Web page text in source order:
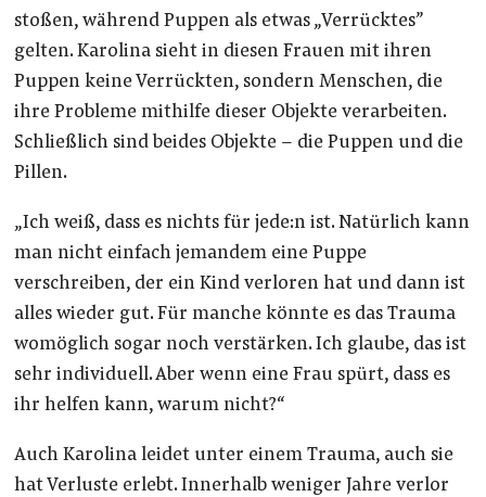
stoßen, während Puppen als etwas „Verrücktes”
gelten. Karolina sieht in diesen Frauen mit ihren
Puppen keine Verrückten, sondern Menschen, die
ihre Probleme mithilfe dieser Objekte verarbeiten.
Schließlich sind beides Objekte – die Puppen und die
Pillen.
„Ich weiß, dass es nichts für jede:n ist. Natürlich kann
man nicht einfach jemandem eine Puppe
verschreiben, der ein Kind verloren hat und dann ist
alles wieder gut. Für manche könnte es das Trauma
womöglich sogar noch verstärken. Ich glaube, das ist
sehr individuell. Aber wenn eine Frau spürt, dass es
ihr helfen kann, warum nicht?“
Auch Karolina leidet unter einem Trauma, auch sie
hat Verluste erlebt. Innerhalb weniger Jahre verlor